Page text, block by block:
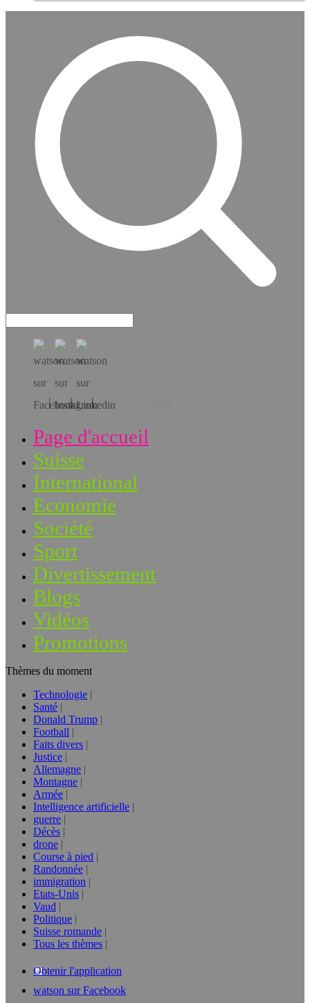
Téléchargez l’app!
Page d'accueil
Suisse
International
Economie
Société
Sport
Divertissement
Blogs
Vidéos
Promotions
Thèmes du moment
Technologie
Santé
Donald Trump
Football
Faits divers
Justice
Allemagne
Montagne
Armée
Intelligence artificielle
guerre
Décès
drone
Course à pied
Randonnée
immigration
Etats-Unis
Vaud
Politique
Suisse romande
Tous les thèmes
Obtenir l'application
watson sur Facebook